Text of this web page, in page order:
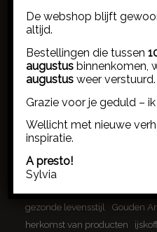
ambachtelijk koken
ansjovis cultuur
Arboribus basilicum pesto
bloemknoppen Blue
borrelplank inspiratie bottarga
brood platbrood
cappuccino
culinaire verhalen
duurzame visserij
eerlijke ingrediënten
gezonde levensstijl
Gouden
herkomst van producten
De webshop blijft
altijd.
Bestellingen die tussen
augustus binnenkomen,
augustus weer verstuurd.
Grazie voor je geduld –
Wellicht met nieuwe
inspiratie.
A presto!
Sylvia